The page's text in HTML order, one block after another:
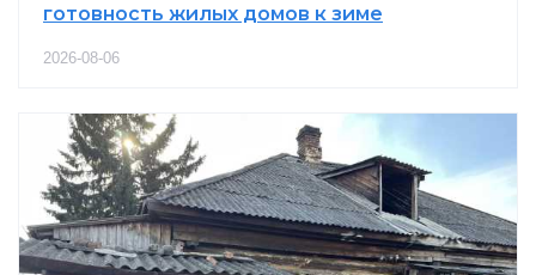
готовность жилых домов к зиме
2026-08-06